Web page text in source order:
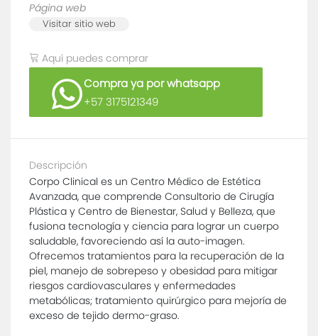
Página web
Visitar sitio web
Aquí puedes comprar
Compra ya por whatsapp
+57 3175121349
Descripción
Corpo Clinical es un Centro Médico de Estética
Avanzada, que comprende Consultorio de Cirugía
Plástica y Centro de Bienestar, Salud y Belleza, que
fusiona tecnología y ciencia para lograr un cuerpo
saludable, favoreciendo así la auto-imagen.
Ofrecemos tratamientos para la recuperación de la
piel, manejo de sobrepeso y obesidad para mitigar
riesgos cardiovasculares y enfermedades
metabólicas; tratamiento quirúrgico para mejoría de
exceso de tejido dermo-graso.